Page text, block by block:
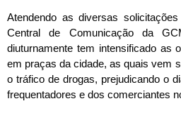
Atendendo as diversas
Central de Comunicação da
diuturnamente tem intensificado as
em praças da cidade, as quais vem
o tráfico de drogas, prejudicando o
frequentadores e dos comerciantes